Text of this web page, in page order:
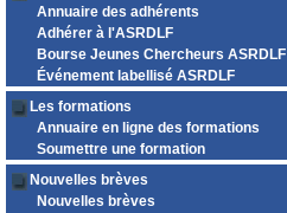
Annuaire des adhérents
Adhérer à l'ASRDLF
Bourse Jeunes Chercheurs ASRDLF
Événement labellisé ASRDLF
Les formations
Annuaire en ligne des formations
Soumettre une formation
Nouvelles brèves
Nouvelles brèves